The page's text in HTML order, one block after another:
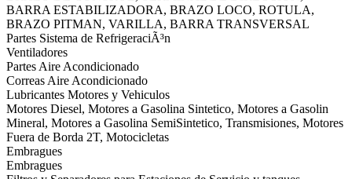
BARRA ESTABILIZADORA, BRAZO LOCO, ROTULA,
BRAZO PITMAN, VARILLA, BARRA TRANSVERSAL
Partes Sistema de RefrigeraciÃ³n
Ventiladores
Partes Aire Acondicionado
Correas Aire Acondicionado
Lubricantes Motores y Vehiculos
Motores Diesel, Motores a Gasolina Sintetico, Motores a Gasolin
Mineral, Motores a Gasolina SemiSintetico, Transmisiones, Motores
Fuera de Borda 2T, Motocicletas
Embragues
Embragues